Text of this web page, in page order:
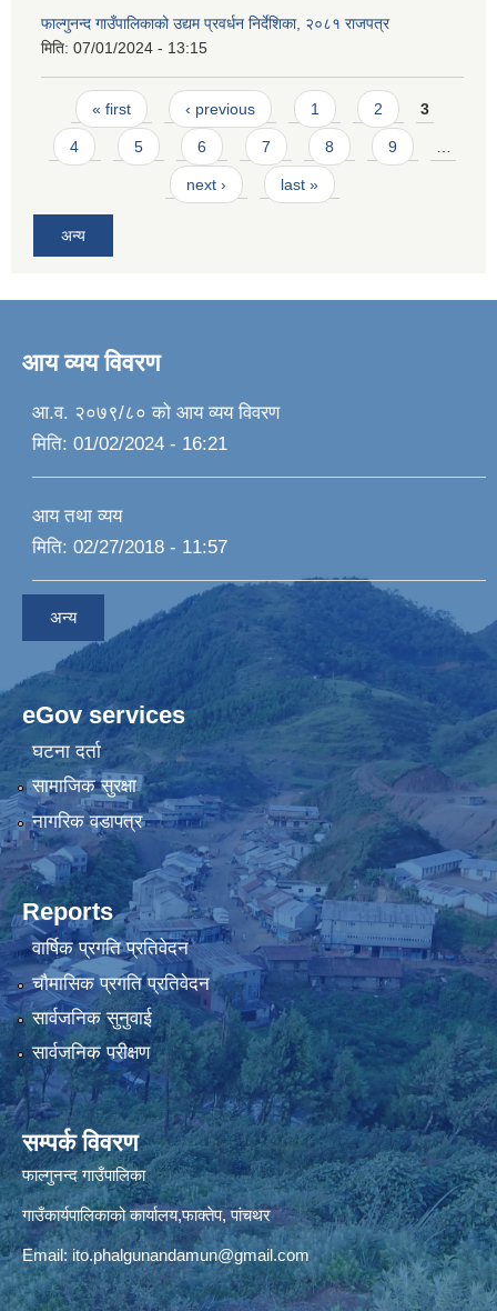
फाल्गुनन्द गाउँपालिकाको उद्यम प्रवर्धन निर्देशिका, २०८१ राजपत्र
मिति: 07/01/2024 - 13:15
Pages
« first ‹ previous 1 2 3
4 5 6 7 8 9
next › last »
अन्य
आय व्यय विवरण
आ.व. २०७९/८० को आय व्यय विवरण
मिति: 01/02/2024 - 16:21
आय तथा व्यय
मिति: 02/27/2018 - 11:57
अन्य
eGov services
घटना दर्ता
सामाजिक सुरक्षा
नागरिक वडापत्र
Reports
वार्षिक प्रगति प्रतिवेदन
चौमासिक प्रगति प्रतिवेदन
सार्वजनिक सुनुवाई
सार्वजनिक परीक्षण
सम्पर्क विवरण
फाल्गुनन्द गाउँपालिका
गाउँकार्यपालिकाको कार्यालय,फाक्तेप, पांचथर
Email: ito.phalgunandamun@gmail.com